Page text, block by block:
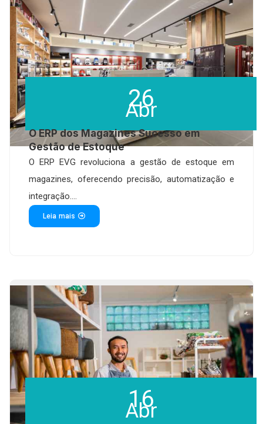
26
Abr
O ERP dos Magazines Sucesso em
Gestão de Estoque
O ERP EVG revoluciona a gestão de estoque em
magazines, oferecendo precisão, automatização e
integração....
Leia mais
16
Abr